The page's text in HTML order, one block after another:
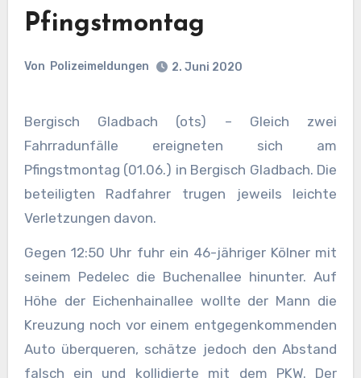
Pfingstmontag
Von Polizeimeldungen 2. Juni 2020
Bergisch Gladbach (ots) – Gleich zwei
Fahrradunfälle ereigneten sich am
Pfingstmontag (01.06.) in Bergisch Gladbach. Die
beteiligten Radfahrer trugen jeweils leichte
Verletzungen davon.
Gegen 12:50 Uhr fuhr ein 46-jähriger Kölner mit
seinem Pedelec die Buchenallee hinunter. Auf
Höhe der Eichenhainallee wollte der Mann die
Kreuzung noch vor einem entgegenkommenden
Auto überqueren, schätze jedoch den Abstand
falsch ein und kollidierte mit dem PKW. Der